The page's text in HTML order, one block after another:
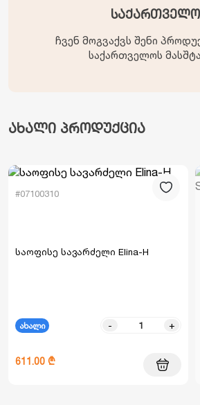
საქართველო
ჩვენ მოგვაქვს შენი
საქართველოს
ახალი პროდუქცია
#07100310
საოფისე სავარძელი Elina-H
ახალი - +
611.00 ₾